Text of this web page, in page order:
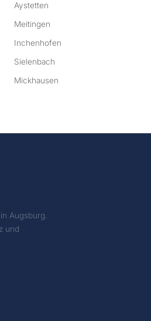
Aystetten
Meitingen
Inchenhofen
Sielenbach
Mickhausen
Augsburg.
und